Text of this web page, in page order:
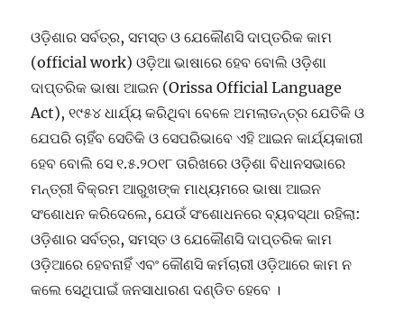
ଓଡ଼ିଶାର ସର୍ବତ୍ର, ସମସ୍ତ ଓ ଯେକୌଣସି ଦାପ୍ତରିକ କାମ
(official work) ଓଡ଼ିଆ ଭାଷାରେ ହେବ ବୋଲି ଓଡ଼ିଶା
ଦାପ୍ତରିକ ଭାଷା ଆଇନ (Orissa Official Language
Act), ୧୯୫୪ ଧାର୍ଯ୍ୟ କରିଥିବା ବେଳେ ଅମଲାତନ୍ତ୍ର ଯେତିକି ଓ
ଯେପରି ଚାହିଁବ ସେତିକି ଓ ସେପରିଭାବେ ଏହି ଆଇନ କାର୍ଯ୍ୟକାରୀ
ହେବ ବୋଲି ସେ ୧.୫.୨୦୧୮ ତାରିଖରେ ଓଡ଼ିଶା ବିଧାନସଭାରେ
ମନ୍ତ୍ରୀ ବିକ୍ରମ ଆରୁଖଙ୍କ ମାଧ୍ୟମରେ ଭାଷା ଆଇନ
ସଂଶୋଧନ କରିଦେଲେ, ଯେଉଁ ସଂଶୋଧନରେ ବ୍ୟବସ୍ଥା ରହିଲା:
ଓଡ଼ିଶାର ସର୍ବତ୍ର, ସମସ୍ତ ଓ ଯେକୌଣସି ଦାପ୍ତରିକ କାମ
ଓଡ଼ିଆରେ ହେବନାହିଁ ଏବଂ କୌଣସି କର୍ମଚାରୀ ଓଡ଼ିଆରେ କାମ ନ
କଲେ ସେଥିପାଇଁ ଜନସାଧାରଣ ଦଣ୍ଡିତ ହେବେ ।